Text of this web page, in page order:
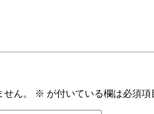
ん。 ※ が付いている欄は必須項